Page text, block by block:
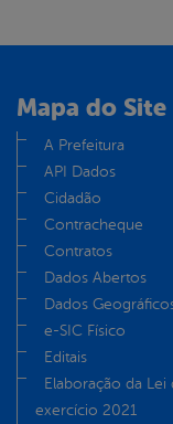
Mapa do Site
A Prefeitura
API Dados
Cidadão
Contracheque
Contratos
Dados Abertos
Dados
e-SIC Físico
Editais
Elaboração da
exercício 2021